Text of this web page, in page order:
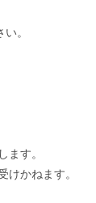
。
す。
かねます。